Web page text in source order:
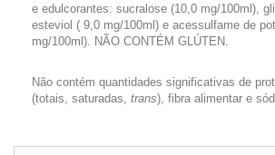
e edulcorantes: sucralose (10,0 mg/100ml),
esteviol ( 9,0 mg/100ml) e acessulfame de
mg/100ml). NÃO CONTÉM GLÚTEN.
Não contém quantidades significativas de
(totais, saturadas, trans), fibra alimentar e